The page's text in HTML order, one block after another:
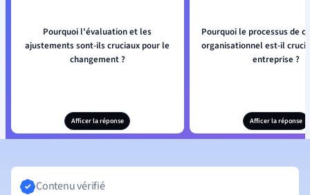
Pourquoi l'évaluation et les
ajustements sont-ils cruciaux pour le
changement ?
Afficer la réponse
Pourquoi le processus de
organisationnel est-il
entreprise ?
Afficer la réponse
Contenu vérifié